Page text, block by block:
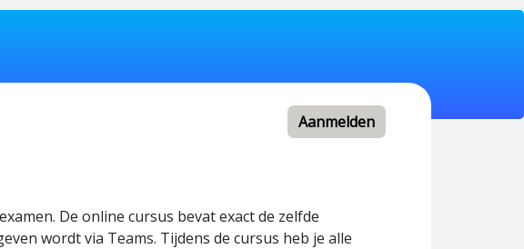
Aanmelden
De online cursus bevat exact de zelfde
wordt via Teams. Tijdens de cursus heb je alle